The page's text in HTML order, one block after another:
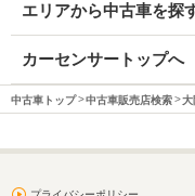
エリアから中古車を探
カーセンサートップへ
中古車トップ 中古車販売店検索 大